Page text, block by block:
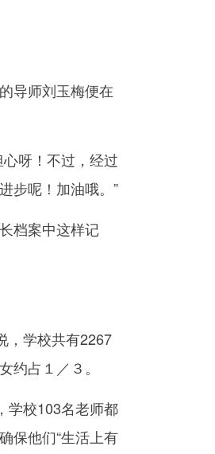
导师刘玉梅便在
呀！不过，经过
步呢！加油哦。”
档案中这样记
，学校共有2267
占１／３。
学校103名老师都
保他们“生活上有